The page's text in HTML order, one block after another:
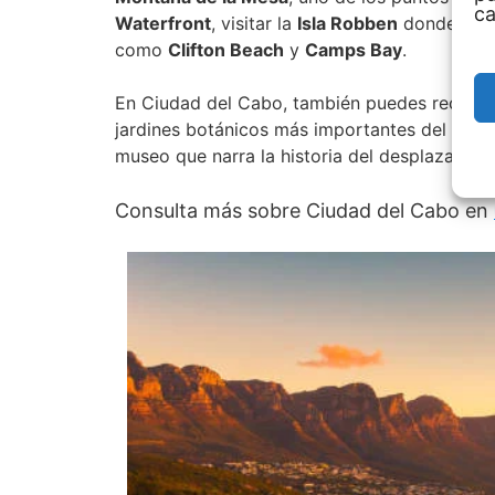
Waterfront, visitar la Isla Robben donde
como Clifton Beach y Camps Bay.
En Ciudad del Cabo, también puedes
jardines botánicos más importantes del
museo que narra la historia del
Consulta más sobre Ciudad del Cabo en